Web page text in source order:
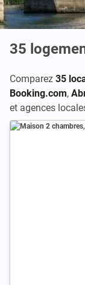
35
Comparez 35
Booking.com,
et agences